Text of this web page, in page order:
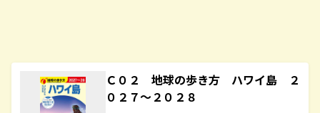
Ｃ０２ 地球の歩き方 ハワイ島 ２
０２７～２０２８